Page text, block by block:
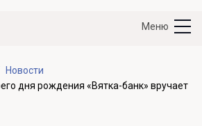
Меню
Новости
дня рождения «Вятка-банк» вручает